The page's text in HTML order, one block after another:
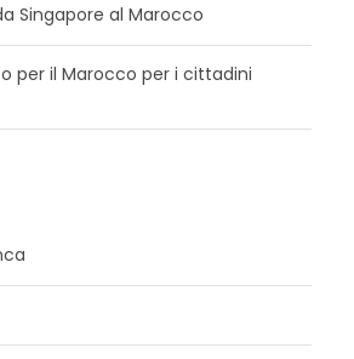
Singapore al Marocco
per il Marocco per i cittadini